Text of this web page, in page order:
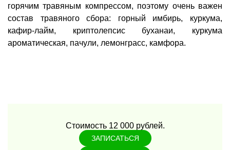
горячим травяным компрессом, поэтому очень важен
состав травяного сбора: горный имбирь, куркума,
кафир-лайм, криптолепсис буханаи, куркума
ароматическая, пачули, лемонграсс, камфора.
Стоимость 12 000 рублей.
ЗАПИСАТЬСЯ